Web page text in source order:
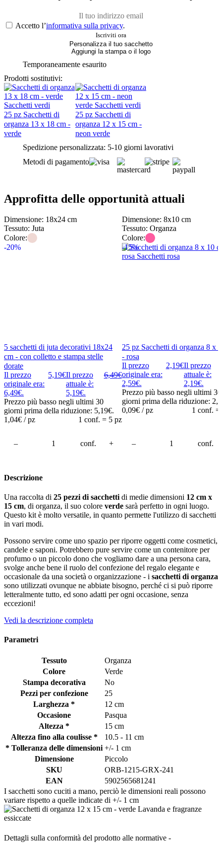
Accetto l’informativa sulla privacy.
Personalizza il tuo sacchetto
Aggiungi la stampa o il logo
Temporaneamente esaurito
Prodotti sostitutivi:
25 pz Sacchetti di
organza 13 x 18 cm -
verde
25 pz Sacchetti di
organza 12 x 15 cm -
neon verde
Spedizione personalizzata: 5-10 giorni lavorativi
Metodi di pagamento
Approfitta delle opportunità attuali
Dimensione: 18x24 cm
Tessuto: Juta
Colore:
-20%
5 sacchetti di juta decorativi 18x24
cm - con colletto e stampa stelle
dorate
6,49€
Il prezzo
originale era:
6,49€.
5,19€Il prezzo
attuale è:
5,19€.
Prezzo più basso negli ultimi 30
giorni prima della riduzione: 5,19€.
1,04€ / pz 1 conf. = 5 pz
– conf. +
Dimensione: 8x10 cm
Tessuto: Organza
Colore:
-15%
25 pz Sacchetti di organza 8 x
- rosa
Il prezzo
originale era:
2,59€.
2,19€Il prezzo
attuale è:
2,19€.
Prezzo più basso negli ultimi 30
giorni prima della riduzione:
0,09€ / pz 1 conf. =
– conf.
Aggiungi al carrello
Descrizione
Una raccolta di 25 pezzi di sacchetti di medie dimensioni 12 cm x
15 cm, di organza, il suo colore verde sarà perfetto in ogni luogo.
Questo kit è molto versatile, in quanto permette l'utilizzo di sacchetti
in vari modi.
Possono servire come uno spazio per riporre oggetti come cosmetici,
candele e saponi. Potrebbero pure servire come un contenitore per
profumo o un piccolo dono che vogliamo dare a una persona cara,
svolge anche bene il ruolo del confezione del regalo elegante e
occasionale da una società o organizzazione - i sacchetti di organza
sono utilizzati ovunque ne abbiate bisogno, perché ci si può riporre
letteralmente tutto, ed sono adatti per ogni occasione, senza
eccezioni!
Vedi la descrizione completa
Parametri
Tessuto
Organza
Colore
Verde
Stampa decorativa
No
Pezzi per confezione
25
Larghezza *
12 cm
Occasione
Pasqua
Altezza *
15 cm
Altezza fino alla coulisse *
10.5 - 11 cm
* Tolleranza delle dimensioni +/- 1 cm
Dimensione
Piccolo
SKU
ORB-1215-GRX-241
EAN
5902565681241
I sacchetti sono cuciti a mano, perciò le dimensioni reali possono
variare rispetto a quelle indicate di +/- 1 cm
Dettagli sulla conformità del prodotto alle normative -